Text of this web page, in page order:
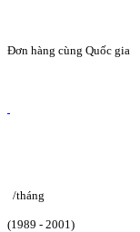
Đơn hàng cùng Quốc gia
/tháng
(1989 - 2001)